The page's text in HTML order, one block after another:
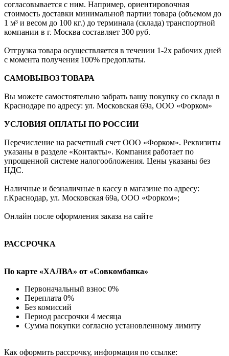
согласовывается с ним. Например, ориентировочная
стоимость доставки минимальной партии товара (объемом до
1 м³ и весом до 100 кг.) до терминала (склада) транспортной
компании в г. Москва составляет 300 руб.
Отгрузка товара осуществляется в течении 1-2х рабочих дней
с момента получения 100% предоплаты.
САМОВЫВОЗ ТОВАРА
Вы можете самостоятельно забрать вашу покупку со склада в
Краснодаре по адресу: ул. Московская 69а, ООО «Форком»
УСЛОВИЯ ОПЛАТЫ ПО РОССИИ
Перечисление на расчетный счет ООО «Форком». Реквизиты
указаны в разделе «Контакты». Компания работает по
упрощенной системе налогообложения. Цены указаны без
НДС.
Наличные и безналичные в кассу в магазине по адресу:
г.Краснодар, ул. Московская 69а, ООО «Форком»;
Онлайн после оформления заказа на сайте
РАССРОЧКА
По карте «ХАЛВА» от «Совкомбанка»
Первоначальный взнос 0%
Переплата 0%
Без комиссий
Период рассрочки 4 месяца
Сумма покупки согласно установленному лимиту
Как оформить рассрочку, информация по ссылке: